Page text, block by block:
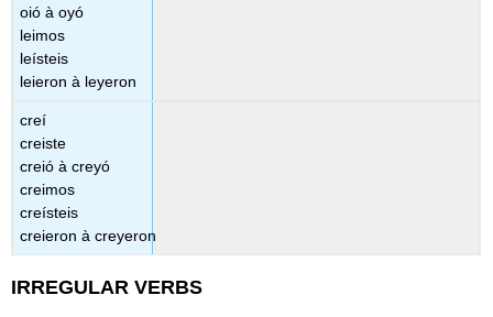
oió à oyó
leimos
leísteis
leieron à leyeron
creí
creiste
creió à creyó
creimos
creísteis
creieron à creyeron
IRREGULAR VERBS